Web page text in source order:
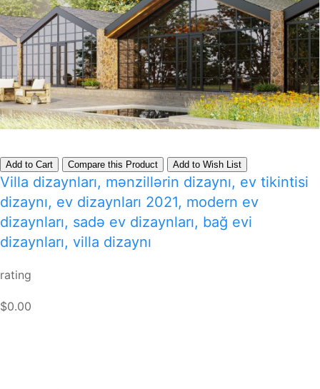
Add to Cart Compare this Product Add to Wish List
Villa dizaynları, mənzillərin dizaynı, ev tikintisi
dizaynı, ev dizaynları 2021, modern ev
dizaynları, sadə ev dizaynları, bağ evi
dizaynları, villa dizaynı
rating
$0.00